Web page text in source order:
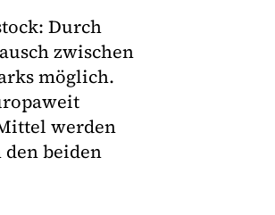
Durch
zwischen
möglich.
werden
beiden